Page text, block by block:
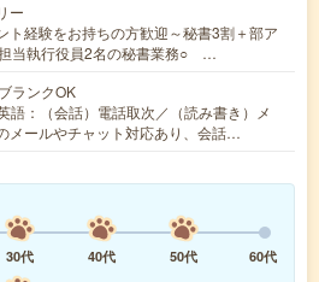
ー
ト経験をお持ちの方歓迎～秘書3割＋部ア
当執行役員2名の秘書業務○ …
ランクOK
語：（会話）電話取次／（読み書き）メ
メールやチャット対応あり、会話…
30代 40代 50代
60代